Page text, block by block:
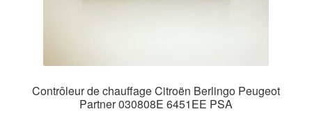
Contrôleur de chauffage Citroën Berlingo Peugeot
Partner 030808E 6451EE PSA